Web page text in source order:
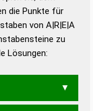
und gutes
Grammatik
die Punkte für
von A|R|E|A
zu
Lösungen: